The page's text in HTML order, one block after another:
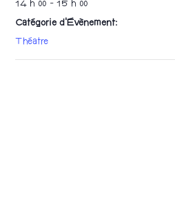
14 h 00 - 15 h 00
Catégorie d’Évènement:
Théatre